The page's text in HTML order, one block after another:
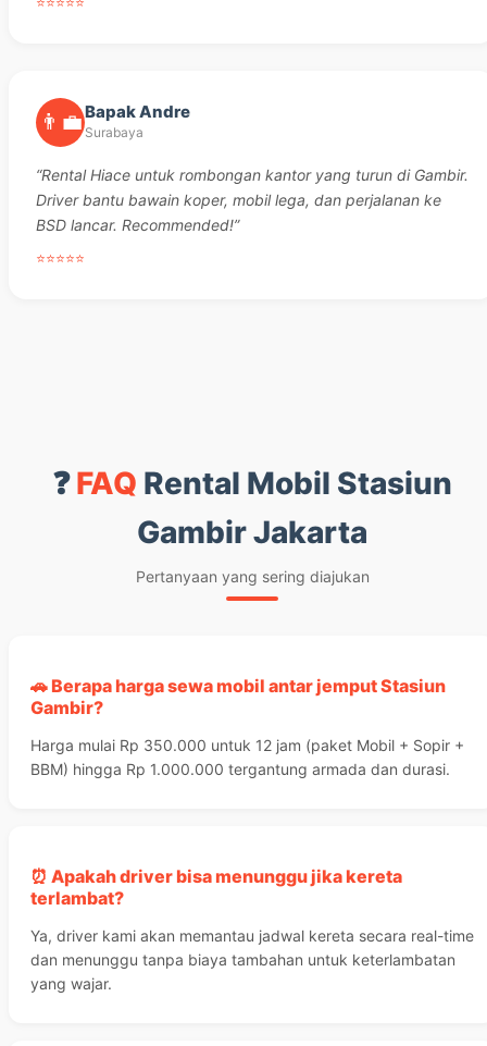
👨‍💼Bapak Andre
Surabaya
“Rental Hiace untuk rombongan kantor yang turun di Gambir.
Driver bantu bawain koper, mobil lega, dan perjalanan ke
BSD lancar. Recommended!”
⭐⭐⭐⭐⭐
❓FAQ Rental Mobil Stasiun
Gambir Jakarta
Pertanyaan yang sering diajukan
🚗 Berapa harga sewa mobil antar jemput Stasiun
Gambir?
Harga mulai Rp 350.000 untuk 12 jam (paket Mobil + Sopir +
BBM) hingga Rp 1.000.000 tergantung armada dan durasi.
⏰ Apakah driver bisa menunggu jika kereta
terlambat?
Ya, driver kami akan memantau jadwal kereta secara real-time
dan menunggu tanpa biaya tambahan untuk keterlambatan
yang wajar.